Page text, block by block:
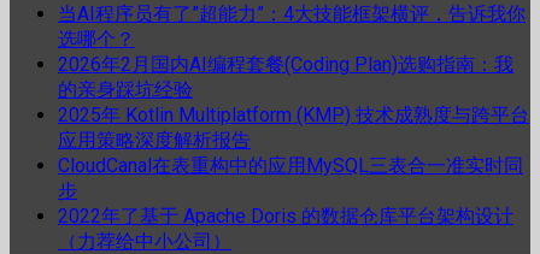
当AI程序员有了”超能力”：4大技能框架横评，告诉我你
选哪个？
2026年2月国内AI编程套餐(Coding Plan)选购指南：我
的亲身踩坑经验
2025年 Kotlin Multiplatform (KMP) 技术成熟度与跨平台
应用策略深度解析报告
CloudCanal在表重构中的应用MySQL三表合一准实时同
步
2022年了基于 Apache Doris 的数据仓库平台架构设计
（力荐给中小公司）